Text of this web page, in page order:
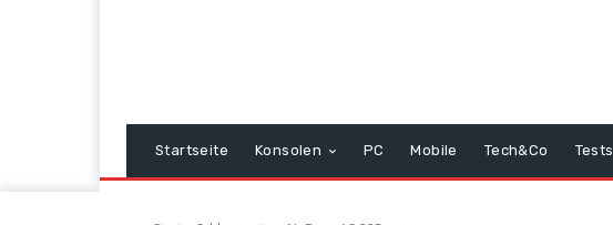
Startseite Konsolen PC Mobile Tech&Co Tests